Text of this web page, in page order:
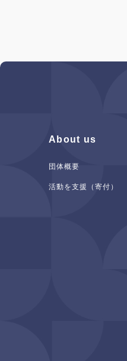
About us
団体概要
活動を支援（寄付）